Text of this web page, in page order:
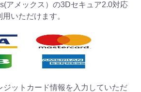
アメックス）の3Dセキュア2.0対応
いただけます。
ジットカード情報を入力していただ